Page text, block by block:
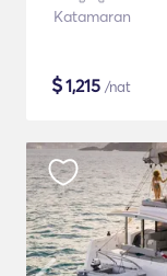
Katamaran
$1,215 /nat